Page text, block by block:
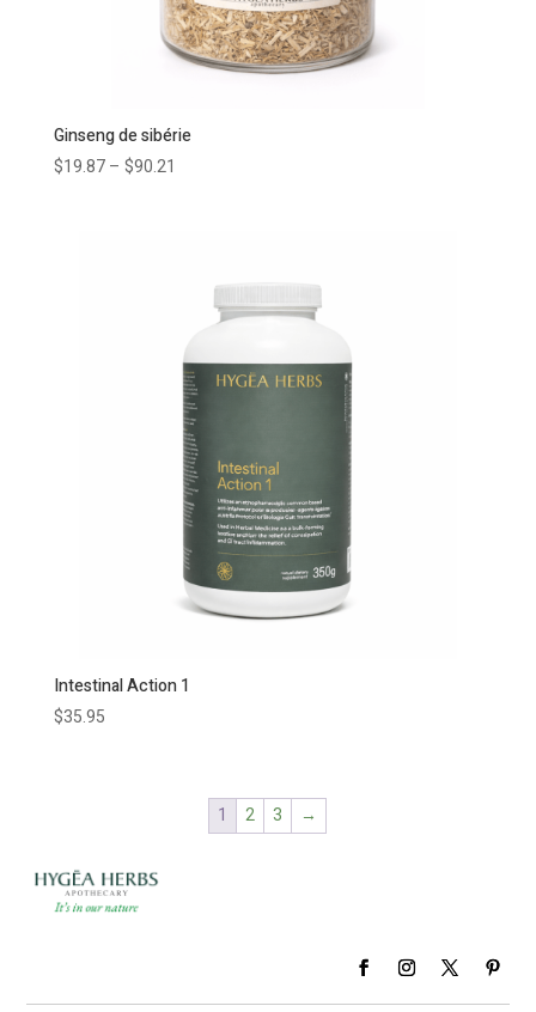
Ginseng de sibérie
$19.87– $90.21
Intestinal Action 1
$35.95
1 2 3 →